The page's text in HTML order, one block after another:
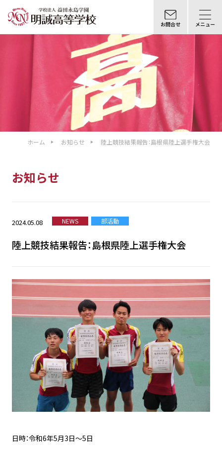
お問合せ メニュー
ホーム お知らせ 陸上競技結果報告：島根県陸上選手権大会
お知らせ
2024.05.08 NEWS 部活動
陸上競技結果報告：島根県陸上選手権大会
日時：令和6年5月3日〜5日